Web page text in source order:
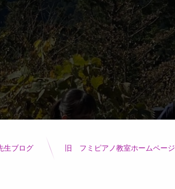
生ブログ 旧 フミピアノ教室ホームページ